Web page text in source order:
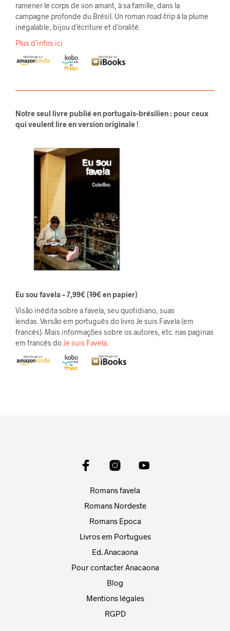
ramener le corps de son amant, à sa famille, dans la
campagne profonde du Brésil. Un roman road-trip à la plume
inégalable, bijou d’écriture et d’oralité.
Plus d’infos ici
Notre seul livre publié en portugais-brésilien : pour ceux
qui veulent lire en version originale !
Eu sou favela – 7,99€ (19€en papier)
Visão inédita sobre a favela, seu quotidiano, suas
lendas. Versão em português do livro Je suis Favela (em
francês). Mais informações sobre os autores, etc. nas paginas
em francês doJe suis Favela.
Romans favela
Romans Nordeste
Romans Epoca
Livros em Portugues
Ed. Anacaona
Pour contacter Anacaona
Blog
Mentions légales
RGPD